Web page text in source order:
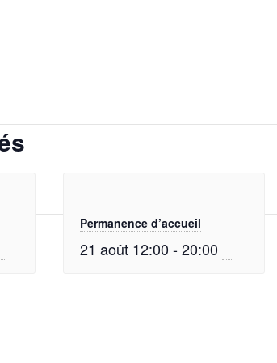
Permanence d’accueil
21 août 12:00 -20:00